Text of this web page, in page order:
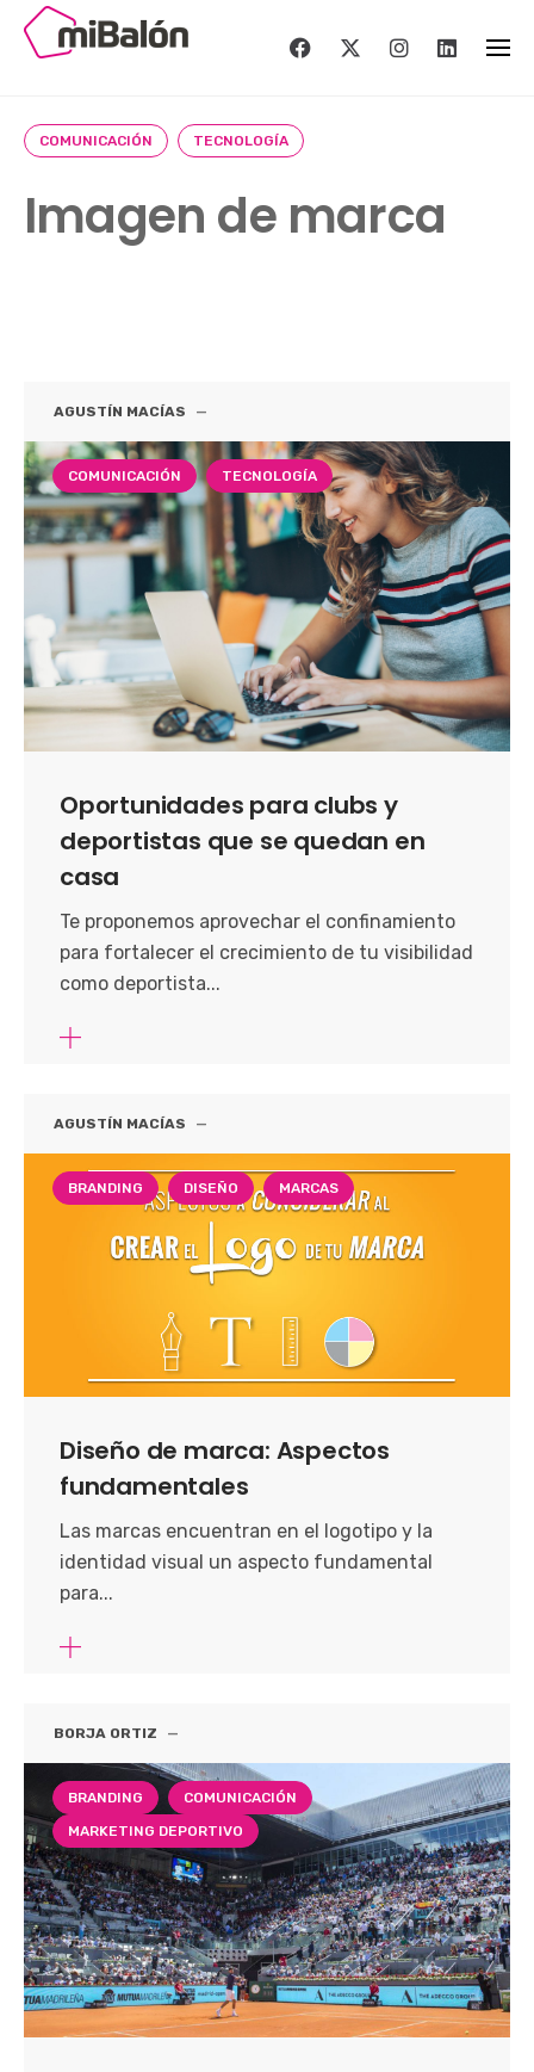
Skip
COMUNICACIÓN TECNOLOGÍA
Imagen de marca
AGUSTÍN MACÍAS —
COMUNICACIÓN TECNOLOGÍA
Oportunidades para clubs y
deportistas que se quedan en
casa
Te proponemos aprovechar el confinamiento
para fortalecer el crecimiento de tu visibilidad
como deportista...
AGUSTÍN MACÍAS —
BRANDING DISEÑO MARCAS
Diseño de marca: Aspectos
fundamentales
Las marcas encuentran en el logotipo y la
identidad visual un aspecto fundamental
para...
BORJA ORTIZ —
BRANDING
COMUNICACIÓN
MARKETING DEPORTIVO